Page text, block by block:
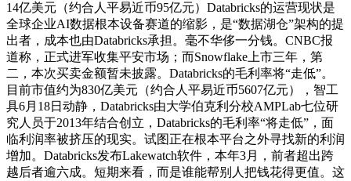
14亿美元（约合人平易近币95亿元）Databricks的运营现状是
全球企业AI数据根本设备赛道的缩影，是“数据湖仓”架构的提
出者，成本也由Databricks承担。毫不华侈一分钱。CNBC报
道称，正式进军收集平安市场；而Snowflake上市三年，第
二，本次买卖金额暂未披露。Databricks的毛利率将“走低”。
目前市值约为830亿美元（约合人平易近币5607亿元），智工
具6月18日动静，Databricks由大学伯克利分校AMPLab七位研
究人员于2013年结合创立，Databricks的毛利率“将走低”，面
临利润率被挤压的现实。试图正在根本平台之外寻找新的利润
增加。Databricks发布Lakewatch软件，本年3月，前者超出跨
越后者逾六成。短期来看，而是谁能帮别人把钱花得更值。这